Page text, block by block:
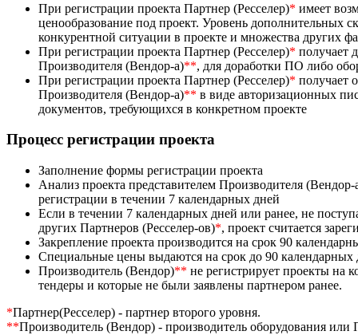
При регистрации проекта Партнер (Ресселер)* имеет
ценообразование под проект. Уровень дополнительных
конкурентной ситуации в проекте и множества других
При регистрации проекта Партнер (Ресселер)* получает
Производителя (Вендор-а)**, для доработки ПО либо
При регистрации проекта Партнер (Ресселер)* получает
Производителя (Вендор-а)** в виде авторизационных
документов, требующихся в конкретном проекте
Процесс регистрации проекта
Заполнение формы регистрации проекта
Анализ проекта представителем Производителя (Вендор-
регистрации в течении 7 календарных дней
Если в течении 7 календарных дней или ранее, не
других Партнеров (Ресселер-ов)*, проект считается
Закрепление проекта производится на срок 90
Специальные цены выдаются на срок до 90 календарных
Производитель (Вендор)** не регистрирует проекты на
тендеры и которые не были заявлены партнером ранее.
*Партнер(Ресселер) - партнер второго уровня.
**Производитель (Вендор) - производитель оборудования